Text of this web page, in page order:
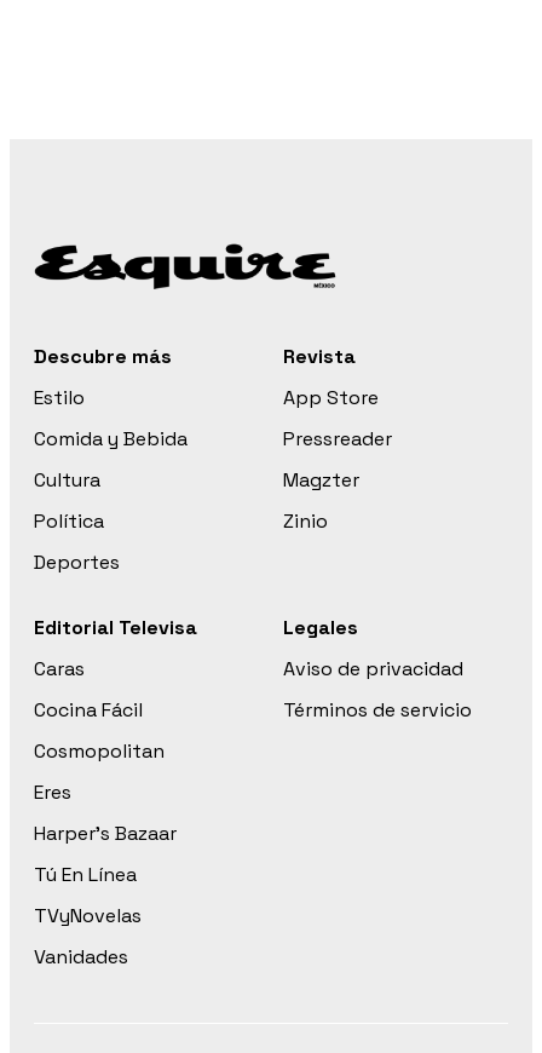
Descubre más
Estilo
Comida y Bebida
Cultura
Política
Deportes
Revista
App Store
Pressreader
Magzter
Zinio
Editorial Televisa
Caras
Cocina Fácil
Cosmopolitan
Eres
Harper’s Bazaar
Tú En Línea
TVyNovelas
Vanidades
Legales
Aviso de privacidad
Términos de servicio